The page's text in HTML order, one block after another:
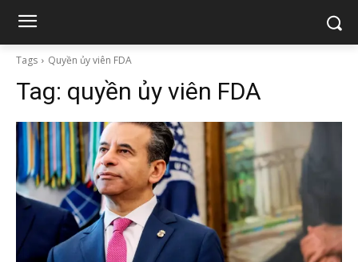
Tags Quyền ủy viên FDA
Tag: quyền ủy viên FDA